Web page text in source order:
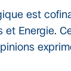
est
et Energie.